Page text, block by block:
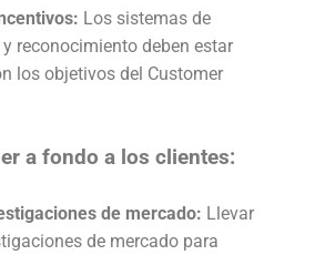
Los sistemas de
reconocimiento deben estar
los objetivos del Customer
a fondo a los clientes:
de mercado: Llevar
de mercado para